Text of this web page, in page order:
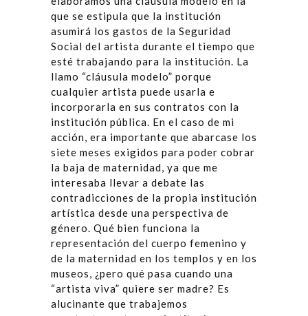
que se estipula que la institución
asumirá los gastos de la Seguridad
Social del artista durante el tiempo que
esté trabajando para la institución. La
llamo “cláusula modelo” porque
cualquier artista puede usarla e
incorporarla en sus contratos con la
institución pública. En el caso de mi
acción, era importante que abarcase los
siete meses exigidos para poder cobrar
la baja de maternidad, ya que me
interesaba llevar a debate las
contradicciones de la propia institución
artística desde una perspectiva de
género. Qué bien funciona la
representación del cuerpo femenino y
de la maternidad en los templos y en los
museos, ¿pero qué pasa cuando una
“artista viva” quiere ser madre? Es
alucinante que trabajemos